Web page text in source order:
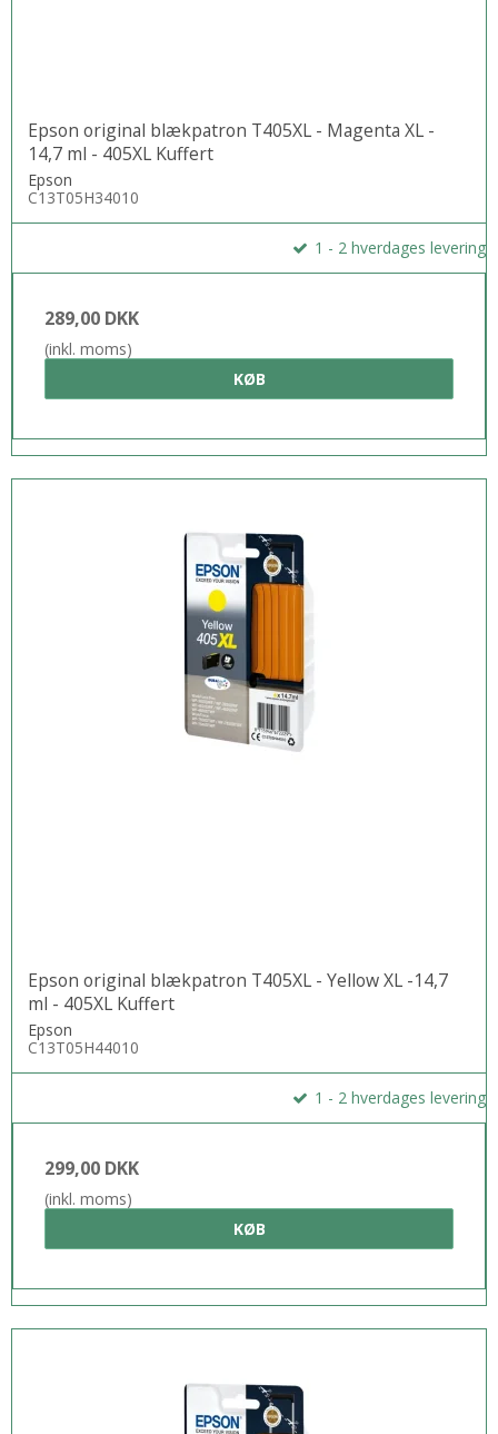
Epson original blækpatron T405XL - Magenta XL -
14,7 ml - 405XL Kuffert
Epson
C13T05H34010
1 - 2 hverdages levering
289,00 DKK
(inkl. moms)
KØB
Epson original blækpatron T405XL - Yellow XL -14,7
ml - 405XL Kuffert
Epson
C13T05H44010
1 - 2 hverdages levering
299,00 DKK
(inkl. moms)
KØB